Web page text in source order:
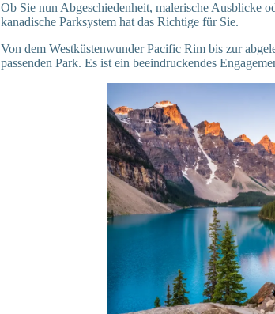
Ob Sie nun Abgeschiedenheit, malerische Ausblicke
kanadische Parksystem hat das Richtige für Sie.
Von dem Westküstenwunder Pacific Rim bis zur
passenden Park. Es ist ein beeindruckendes